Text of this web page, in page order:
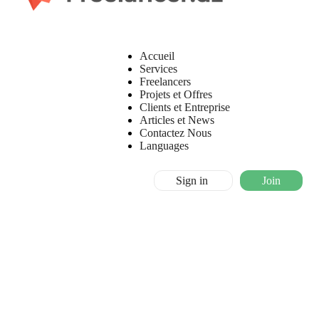
Accueil
Services
Freelancers
Projets et Offres
Clients et Entreprise
Articles et News
Contactez Nous
Languages
Sign in Join